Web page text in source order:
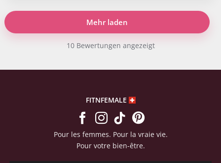
Mehr laden
10 Bewertungen angezeigt
FITNFEMALE
Pour les femmes. Pour la vraie vie.
Pour votre bien-être.